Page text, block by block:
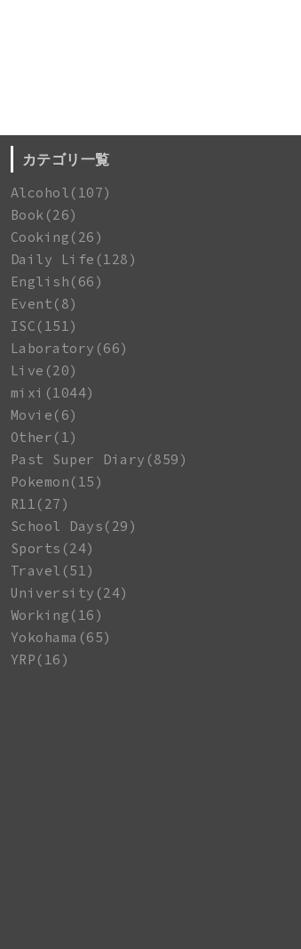
カテゴリ一覧
Alcohol(107)
Book(26)
Cooking(26)
Daily Life(128)
English(66)
Event(8)
ISC(151)
Laboratory(66)
Live(20)
mixi(1044)
Movie(6)
Other(1)
Past Super Diary(859)
Pokemon(15)
R11(27)
School Days(29)
Sports(24)
Travel(51)
University(24)
Working(16)
Yokohama(65)
YRP(16)